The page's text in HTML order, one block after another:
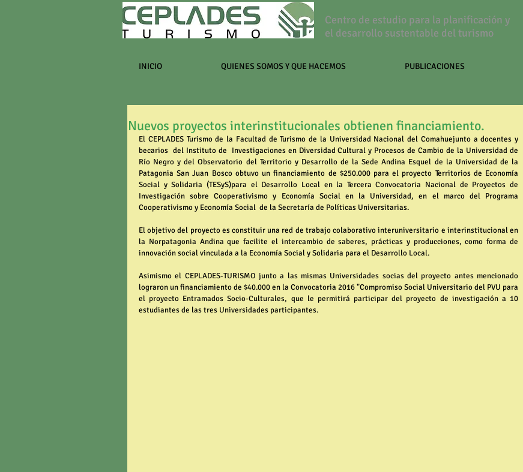
Centro de estudio para la planificación y
el desarrollo sustentable del turismo
INICIO QUIENES SOMOS Y QUE HACEMOS PUBLICACIONES
Nuevos proyectos interinstitucionales obtienen financiamiento.
El CEPLADES Turismo de la Facultad de Turismo de la Universidad Nacional del Comahuejunto a docentes y
becarios  del Instituto de  Investigaciones en Diversidad Cultural y Procesos de Cambio de la Universidad de
Río Negro y del Observatorio del Territorio y Desarrollo de la Sede Andina Esquel de la Universidad de la
Patagonia San Juan Bosco obtuvo un financiamiento de $250.000 para el proyecto Territorios de Economía
Social y Solidaria (TESyS)para el Desarrollo Local en la Tercera Convocatoria Nacional de Proyectos de
Investigación sobre Cooperativismo y Economía Social en la Universidad, en el marco del Programa
Cooperativismo y Economía Social  de la Secretaría de Políticas Universitarias.
El objetivo del proyecto es constituir una red de trabajo colaborativo interuniversitario e interinstitucional en
la Norpatagonia Andina que facilite el intercambio de saberes, prácticas y producciones, como forma de
innovación social vinculada a la Economía Social y Solidaria para el Desarrollo Local.
Asimismo el CEPLADES-TURISMO junto a las mismas Universidades socias del proyecto antes mencionado
lograron un financiamiento de $40.000 en la Convocatoria 2016 "Compromiso Social Universitario del PVU para
el proyecto Entramados Socio-Culturales, que le permitirá participar del proyecto de investigación a 10
estudiantes de las tres Universidades participantes.